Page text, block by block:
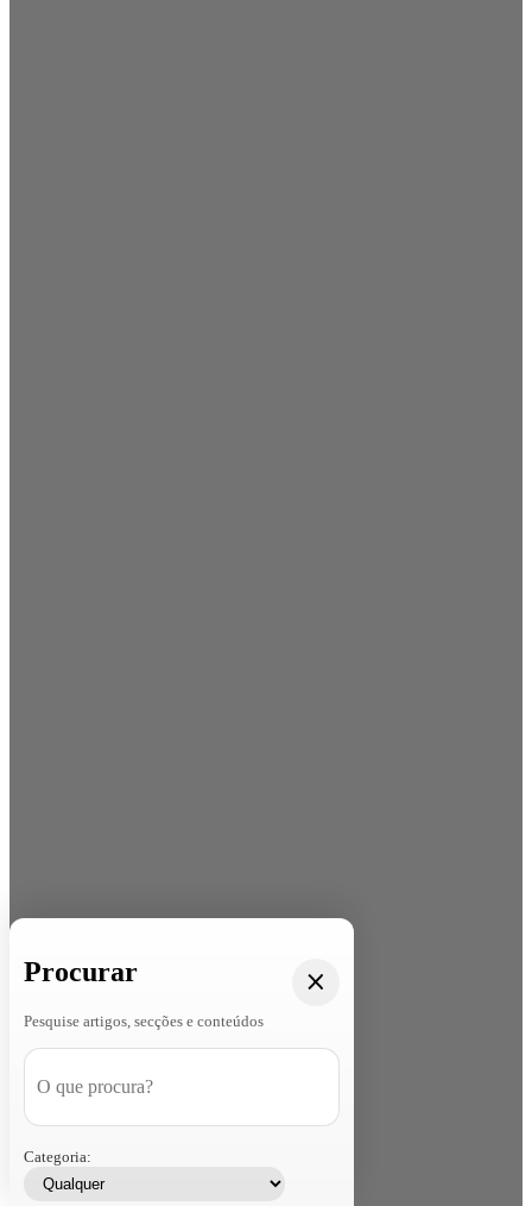
Procurar
Pesquise artigos, secções e conteúdos
Categoria: